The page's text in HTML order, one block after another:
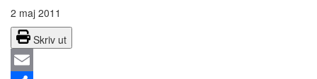
2 maj 2011
Skriv ut